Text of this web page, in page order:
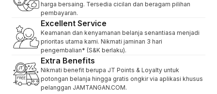
harga bersaing. Tersedia cicilan dan beragam pilihan
pembayaran.
Excellent Service
Keamanan dan kenyamanan belanja senantiasa menjadi
prioritas utama kami. Nikmati jaminan 3 hari
pengembalian* (S&K berlaku).
Extra Benefits
Nikmati benefit berupa JT Points & Loyalty untuk
potongan belanja hingga gratis ongkir via aplikasi khusus
pelanggan JAMTANGAN.COM.